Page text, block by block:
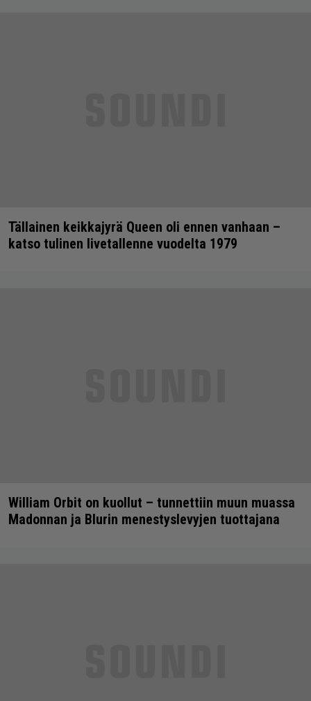
Tällainen keikkajyrä Queen oli ennen vanhaan –
katso tulinen livetallenne vuodelta 1979
William Orbit on kuollut – tunnettiin muun muassa
Madonnan ja Blurin menestyslevyjen tuottajana